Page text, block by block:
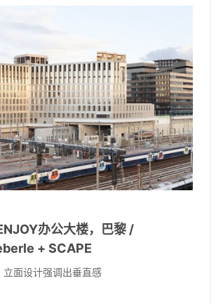
办公大楼，巴黎 /
+ SCAPE
面设计强调出垂直感